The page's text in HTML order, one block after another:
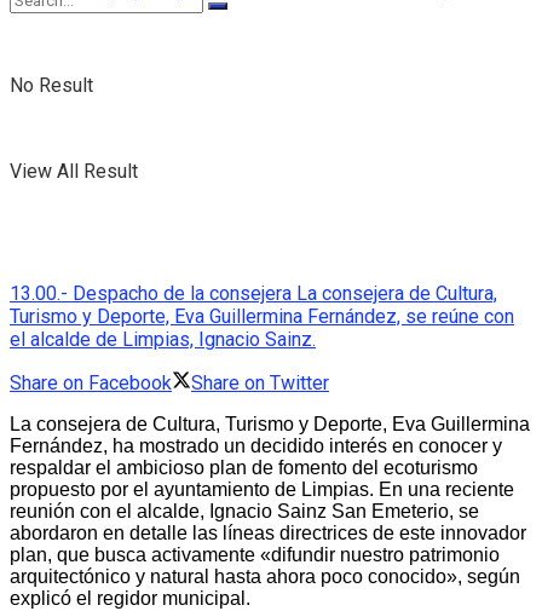
No Result
View All Result
13.00.- Despacho de la consejera La consejera de Cultura,
Turismo y Deporte, Eva Guillermina Fernández, se reúne con
el alcalde de Limpias, Ignacio Sainz.
Share on Facebook
Share on Twitter
La consejera de Cultura, Turismo y Deporte, Eva Guillermina
Fernández, ha mostrado un decidido interés en conocer y
respaldar el ambicioso plan de fomento del ecoturismo
propuesto por el ayuntamiento de Limpias. En una reciente
reunión con el alcalde, Ignacio Sainz San Emeterio, se
abordaron en detalle las líneas directrices de este innovador
plan, que busca activamente «difundir nuestro patrimonio
arquitectónico y natural hasta ahora poco conocido», según
explicó el regidor municipal.